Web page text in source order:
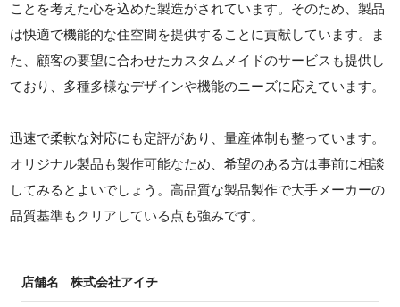
ことを考えた心を込めた製造がされています。そのため、製品
は快適で機能的な住空間を提供することに貢献しています。ま
た、顧客の要望に合わせたカスタムメイドのサービスも提供し
ており、多種多様なデザインや機能のニーズに応えています。
迅速で柔軟な対応にも定評があり、量産体制も整っています。
オリジナル製品も製作可能なため、希望のある方は事前に相談
してみるとよいでしょう。高品質な製品製作で大手メーカーの
品質基準もクリアしている点も強みです。
店舗名 株式会社アイチ